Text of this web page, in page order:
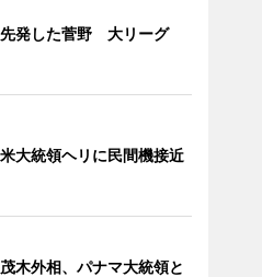
先発した菅野 大リーグ
米大統領ヘリに民間機接近
茂木外相、パナマ大統領と